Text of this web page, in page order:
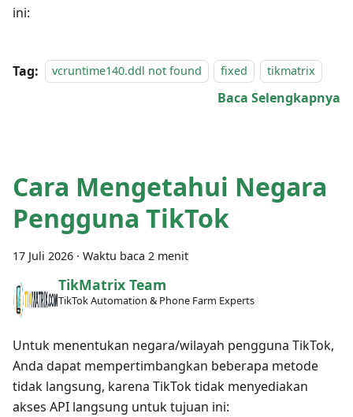
ini:
Tag: vcruntime140.ddl not found fixed tikmatrix
Baca Selengkapnya
Cara Mengetahui Negara
Pengguna TikTok
17 Juli 2026 · Waktu baca 2 menit
TikMatrix Team
TikTok Automation & Phone Farm Experts
Untuk menentukan negara/wilayah pengguna TikTok,
Anda dapat mempertimbangkan beberapa metode
tidak langsung, karena TikTok tidak menyediakan
akses API langsung untuk tujuan ini: